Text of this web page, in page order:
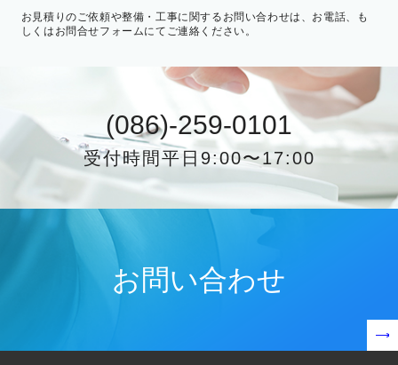
お⾒積りのご依頼や整備・⼯事に関するお問い合わせは、 お電話、も
しくはお問合せフォームにてご連絡ください。
(086)-259-0101
受付時間平⽇9:00〜17:00
お問い合わせ